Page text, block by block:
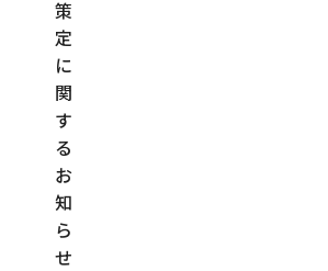
策
定
に
関
す
る
お
知
ら
せ